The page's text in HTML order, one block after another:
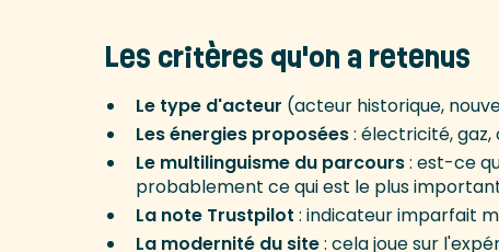
Les critères qu'on a retenus
Le type d'acteur (acteur historique,
Les énergies proposées: électricité, gaz,
Le multilinguisme du parcours: est-ce
probablement ce qui est le plus
La note Trustpilot : indicateur imparfait
La modernité du site: cela joue sur